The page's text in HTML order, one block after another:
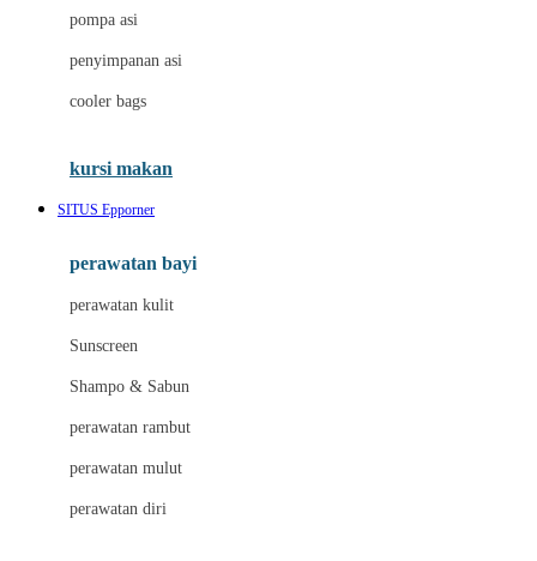
Leclerc
Lee Vierra
Lillebaby
Little Bird Told Me
Little Miss Janis
London Taxi
Love To Dream
M
Magformers
pompa asi
penyimpanan asi
cooler bags
kursi makan
SITUS Epporner
perawatan bayi
perawatan kulit
Sunscreen
Shampo & Sabun
perawatan rambut
perawatan mulut
perawatan diri